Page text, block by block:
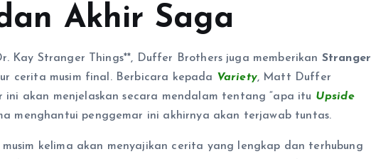
Akhir Saga
Kay Stranger Things**, Duffer Brothers juga memberikan Stranger
cerita musim final. Berbicara kepada Variety, Matt Duffer
ini akan menjelaskan secara mendalam tentang “apa itu Upside
menghantui penggemar ini akhirnya akan terjawab tuntas.
kelima akan menyajikan cerita yang lengkap dan terhubung